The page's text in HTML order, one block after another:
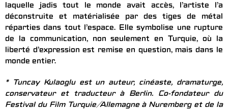
laquelle jadis tout le monde avait accès, l’artiste l’a
déconstruite et matérialisée par des tiges de métal
réparties dans tout l’espace. Elle symbolise une rupture
de la communication, non seulement en Turquie, où la
liberté d’expression est remise en question, mais dans le
monde entier.
* Tuncay Kulaoglu est un auteur, cinéaste, dramaturge,
conservateur et traducteur à Berlin. Co-fondateur du
Festival du Film Turquie/Allemagne à Nuremberg et de la